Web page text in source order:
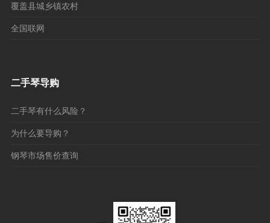
覆盖县城乡镇农村
全国联网
二手琴导购
二手琴有什么风险？
为什么要导购？
钢琴市场售价查询